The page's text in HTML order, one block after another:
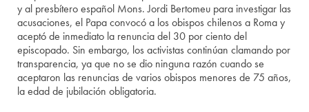
y al presbítero español Mons. Jordi Bertomeu para investigar las
acusaciones, el Papa convocó a los obispos chilenos a Roma y
aceptó de inmediato la renuncia del 30 por ciento del
episcopado. Sin embargo, los activistas continúan clamando por
transparencia, ya que no se dio ninguna razón cuando se
aceptaron las renuncias de varios obispos menores de 75 años,
la edad de jubilación obligatoria.